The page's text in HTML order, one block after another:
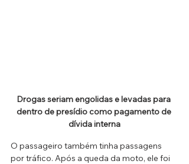
Drogas seriam engolidas e levadas para
dentro de presídio como pagamento de
dívida interna
O passageiro também tinha passagens
por tráfico. Após a queda da moto, ele foi